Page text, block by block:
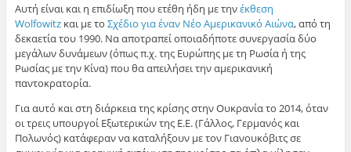
Αυτή είναι και η επιδίωξη που ετέθη ήδη με τηνέκθεση
Wolfowitzκαι με το Σχέδιο για έναν Nέο Αμερικανικό Αιώνα, από τη
δεκαετία του 1990. Να αποτραπεί οποιαδήποτε συνεργασία δύο
μεγάλων δυνάμεων (όπως π.χ. της Ευρώπης με τη Ρωσία ή της
Ρωσίας με την Κίνα) που θα απειλήσει την αμερικανική
παντοκρατορία.
Για αυτό και στη διάρκεια της κρίσης στην Ουκρανία το 2014, όταν
οι τρεις υπουργοί Εξωτερικών της Ε.Ε. (Γάλλος, Γερμανός και
Πολωνός) κατάφεραν να καταλήξουν με τον Γιανουκόβιτς σε